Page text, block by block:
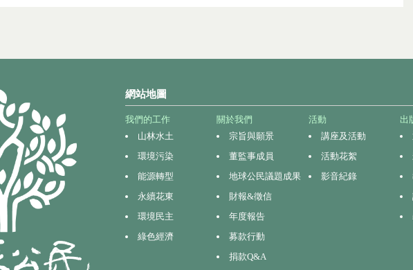
網站地圖
我們的工作
山林水土
環境污染
能源轉型
永續花東
環境民主
綠色經濟
關於我們
宗旨與願景
董監事成員
地球公民議題成果
財報&徵信
年度報告
募款行動
捐款Q&A
活動
講座及活動
活動花絮
影音紀錄
出